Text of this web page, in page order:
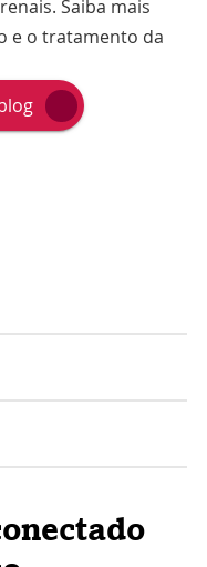
Saiba mais
e o tratamento da